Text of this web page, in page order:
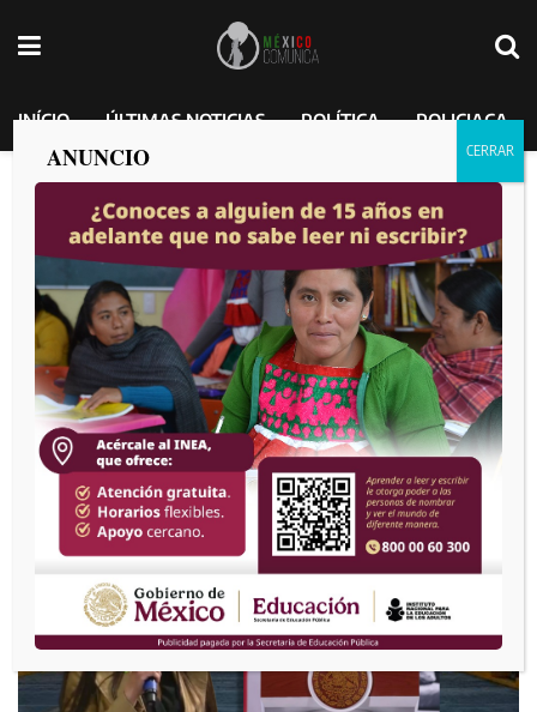
INÍCIO ÚLTIMAS NOTICIAS POLÍTICA POLICIACA
Sheinbaum asegura que verá el tema de
más aperturas de garitas en El
Chaparral para favorecer a quienes
cruzan todos los días de México hacia
Estados Unidos
MEXICO COMUNICA 2025-01-28
ANUNCIO